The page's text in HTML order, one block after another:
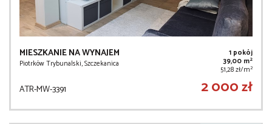
MIESZKANIE NA WYNAJEM
Piotrków Trybunalski, Szczekanica
1 pokój
39,00 m2
51,28 zł/m2
ATR-MW-3391 2 000 zł